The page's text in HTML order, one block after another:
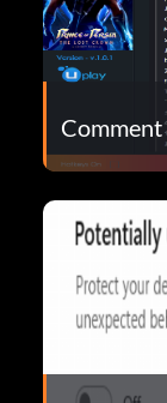
Comment